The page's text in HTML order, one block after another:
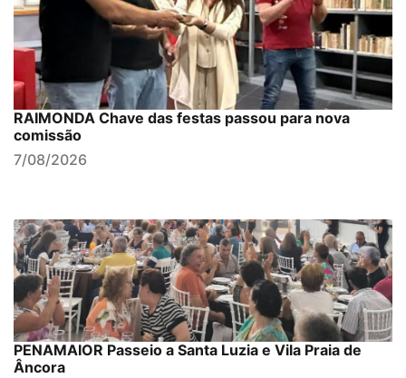
RAIMONDA Chave das festas passou para nova
comissão
7/08/2026
PENAMAIOR Passeio a Santa Luzia e Vila Praia de
Âncora